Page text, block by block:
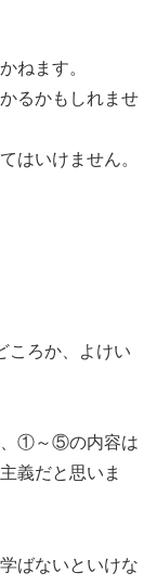
ねます。
るかもしれませ
はいけません。
ころか、よけい
、①～⑤の内容は
義だと思いま
ばないといけな